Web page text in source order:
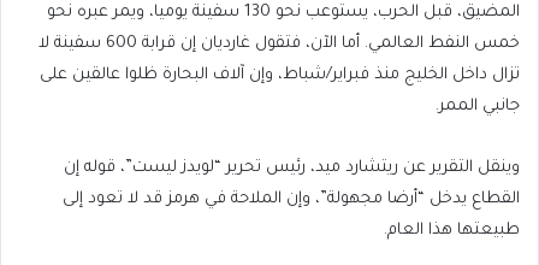
المضيق، قبل الحرب، يستوعب نحو 130 سفينة يوميا، ويمر عبره نحو
خمس النفط العالمي. أما الآن، فتقول غارديان إن قرابة 600 سفينة لا
تزال داخل الخليج منذ فبراير/شباط، وإن آلاف البحارة ظلوا عالقين على
جانبي الممر.
وينقل التقرير عن ريتشارد ميد، رئيس تحرير “لويدز ليست”، قوله إن
القطاع يدخل “أرضا مجهولة”، وإن الملاحة في هرمز قد لا تعود إلى
طبيعتها هذا العام.